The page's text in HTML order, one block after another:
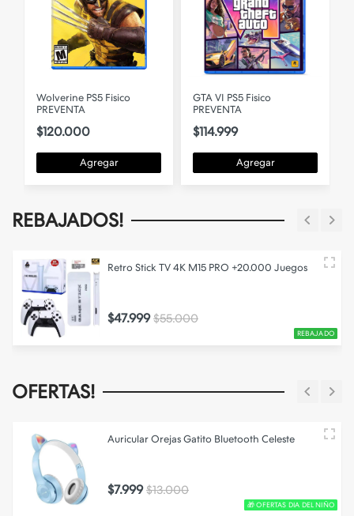
REBAJADOS!
REBAJADO
Retro Stick TV 4K M15 PRO +20.000 Juegos
$47.999 $55.000
OFERTAS!
🎁 OFERTAS DIA DEL NIÑO
Auricular Orejas Gatito Bluetooth Celeste
$7.999 $13.000
Wolverine PS5 Fisico
PREVENTA
$120.000
Agregar
GTA VI PS5 Fisico
PREVENTA
$114.999
Agregar